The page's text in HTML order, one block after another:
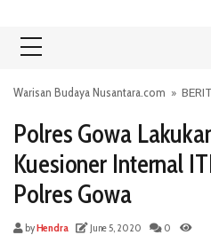
Warisan Budaya Nusantara.com »
Polres Gowa
Kuesioner Internal
Polres Gowa
byHendra June 5, 2020 0